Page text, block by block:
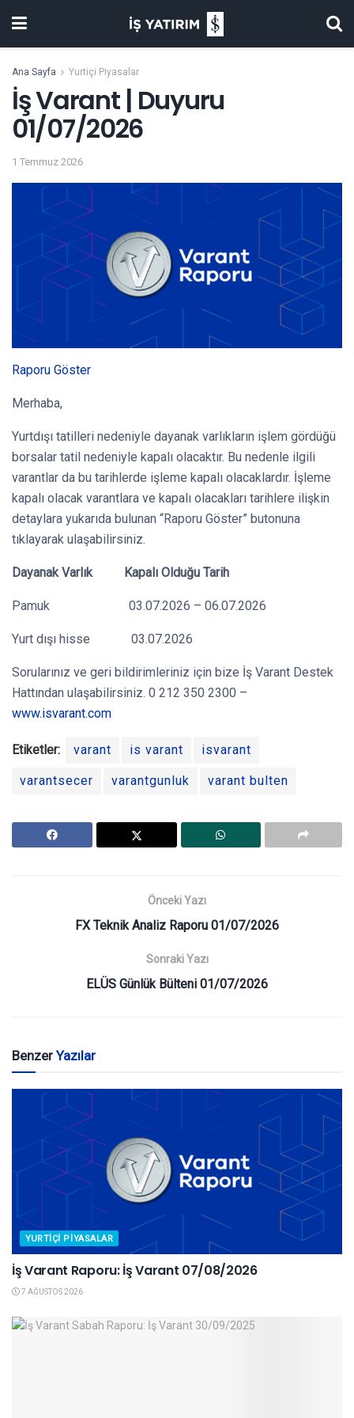
Ana Sayfa Yurtiçi Piyasalar
İş Varant | Duyuru
01/07/2026
1 Temmuz 2026
Raporu Göster
Merhaba,
Yurtdışı tatilleri nedeniyle dayanak varlıkların işlem gördüğü
borsalar tatil nedeniyle kapalı olacaktır. Bu nedenle ilgili
varantlar da bu tarihlerde işleme kapalı olacaklardır. İşleme
kapalı olacak varantlara ve kapalı olacakları tarihlere ilişkin
detaylara yukarıda bulunan “Raporu Göster” butonuna
tıklayarak ulaşabilirsiniz.
Dayanak Varlık Kapalı Olduğu Tarih
Pamuk 03.07.2026 – 06.07.2026
Yurt dışı hisse 03.07.2026
Sorularınız ve geri bildirimleriniz için bize İş Varant Destek
Hattından ulaşabilirsiniz. 0 212 350 2300 –
www.isvarant.com
Etiketler: varant is varant isvarant
varantsecer varantgunluk varant bulten
Önceki Yazı
FX Teknik Analiz Raporu 01/07/2026
Sonraki Yazı
ELÜS Günlük Bülteni 01/07/2026
BenzerYazılar
YURTIÇI PIYASALAR
İş Varant Raporu: İş Varant 07/08/2026
7 AĞUSTOS 2026